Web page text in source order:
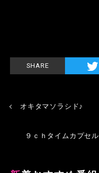
SHARE
オキタマソラシド♪
９ｃｈタイムカプセル